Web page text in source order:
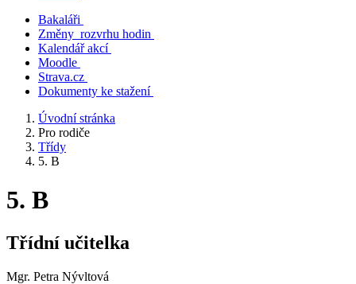
Bakaláři
Změny rozvrhu hodin
Kalendář akcí
Moodle
Strava.cz
Dokumenty ke stažení
Úvodní stránka
Pro rodiče
Třídy
5. B
5. B
Třídní učitelka
Mgr. Petra Nývltová